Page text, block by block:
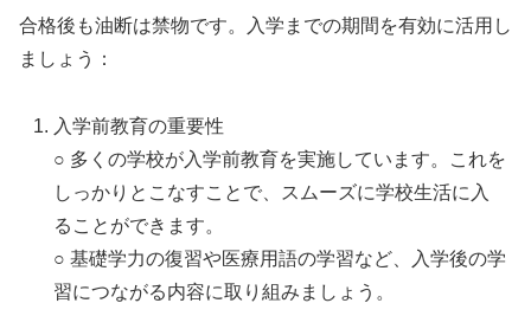
合格後も油断は禁物です。入学までの期間を有効に活用し
ましょう：
入学前教育の重要性
○ 多くの学校が入学前教育を実施しています。これを
しっかりとこなすことで、スムーズに学校生活に入
ることができます。
○ 基礎学力の復習や医療用語の学習など、入学後の学
習につながる内容に取り組みましょう。